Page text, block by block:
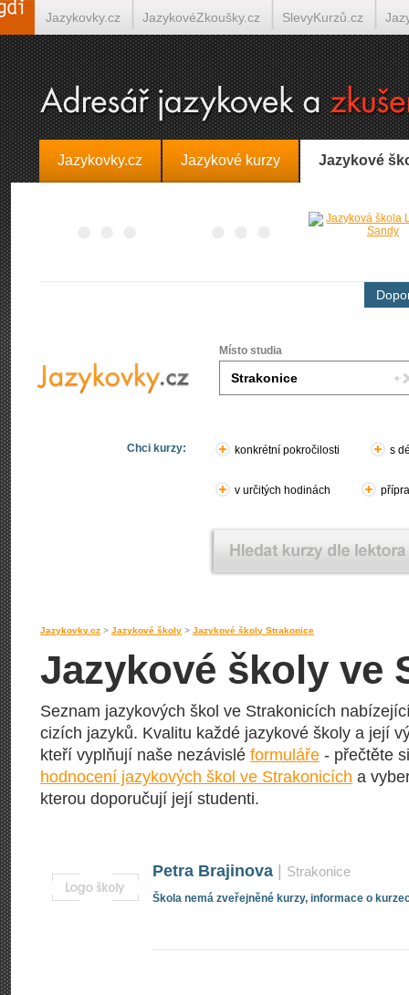
Jazykovky.cz Jazykové kurzy Jazykové
Místo studia
Chci kurzy: konkrétní pokročilosti s
v určitých hodinách
Jazykovky.cz > Jazykové školy > Jazykové školy Strakonice
Jazykové školy ve
Seznam jazykových škol ve Strakonicích
cizích jazyků. Kvalitu každé jazykové školy a její
kteří vyplňují naše nezávislé formuláře - přečtěte
hodnocení jazykových škol ve Strakonicích a
kterou doporučují její studenti.
Petra Brajinova Strakonice
Škola nemá zveřejněné kurzy, informace o
Jazykovky.cz JazykovéZkoušky.cz SlevyKurzů.cz
Španělština on-line Italština on-line Tlumočení-